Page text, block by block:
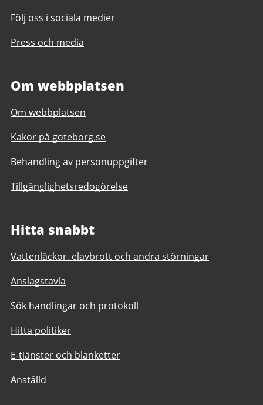
Följ oss i sociala medier
Press och media
Om webbplatsen
Om webbplatsen
Kakor på goteborg.se
Behandling av personuppgifter
Tillgänglighetsredogörelse
Hitta snabbt
Vattenläckor, elavbrott och andra störningar
Anslagstavla
Sök handlingar och protokoll
Hitta politiker
E-tjänster och blanketter
Anställd